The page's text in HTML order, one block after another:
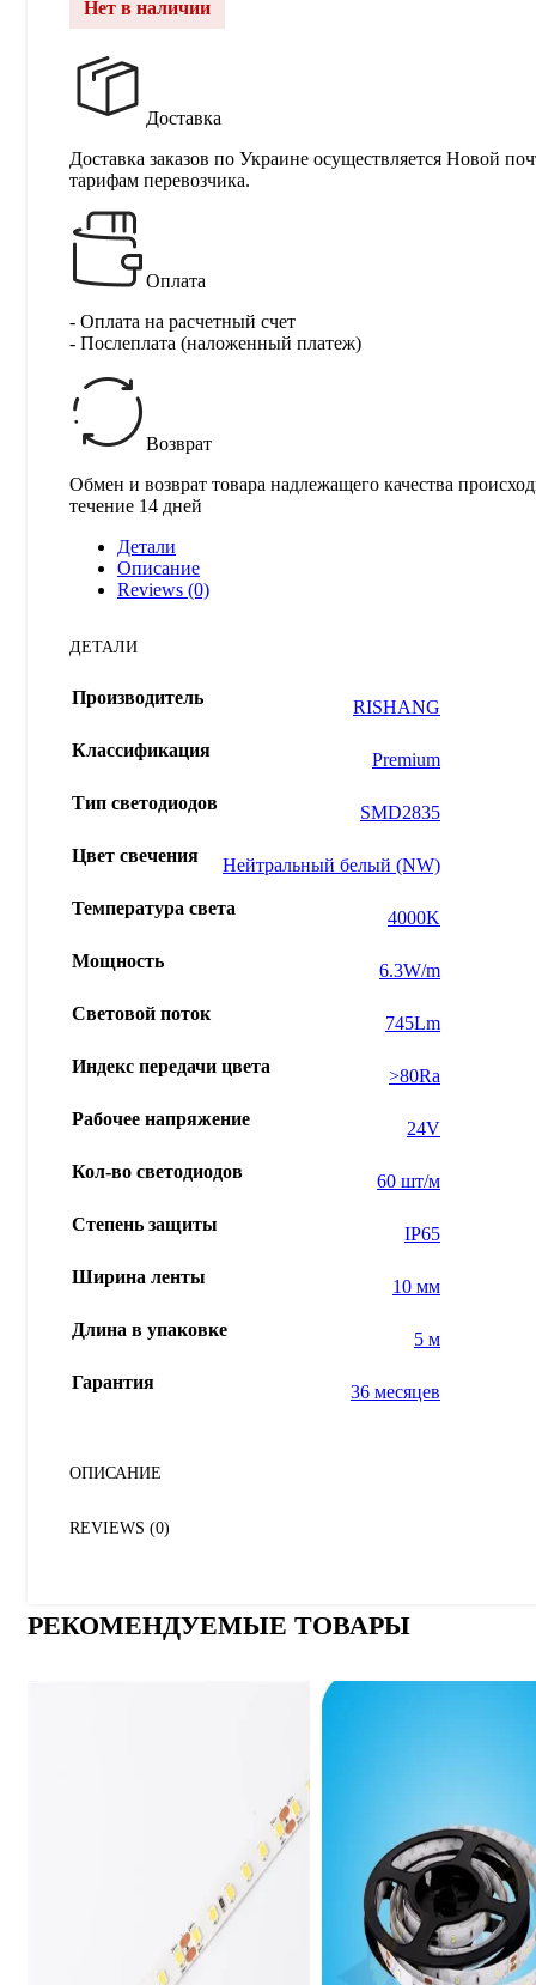
Нет в наличии
Доставка
Доставка заказов по Украине осуществляется Новой
тарифам перевозчика.
Оплата
- Оплата на расчетный счет
- Послеплата (наложенный платеж)
Возврат
Обмен и возврат товара надлежащего качества
течение 14 дней
Детали
Описание
Reviews (0)
ДЕТАЛИ
Производитель RISHANG
Классификация Premium
Тип светодиодов SMD2835
Цвет свечения Нейтральный белый (NW)
Температура света 4000K
Мощность 6.3W/m
Световой поток 745Lm
Индекс передачи цвета >80Ra
Рабочее напряжение 24V
Кол-во светодиодов 60 шт/м
Степень защиты IP65
Ширина ленты 10 мм
Длина в упаковке 5 м
Гарантия 36 месяцев
ОПИСАНИЕ
REVIEWS (0)
РЕКОМЕНДУЕМЫЕ ТОВАРЫ